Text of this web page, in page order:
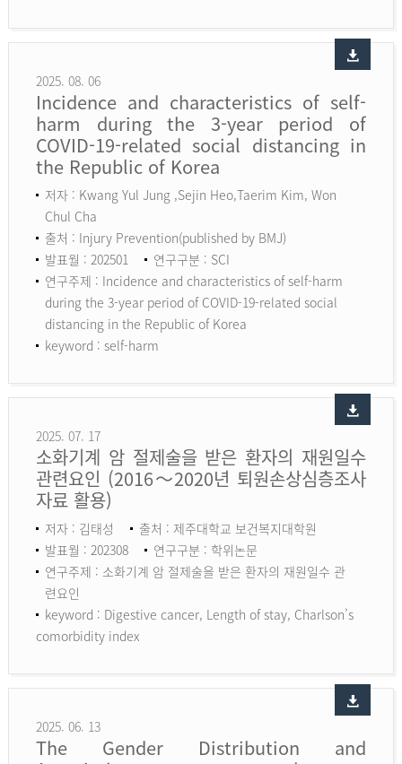
2025. 08. 06
Incidence and characteristics of self-
harm during the 3-year period of
COVID-19-related social distancing in
the Republic of Korea
저자 : Kwang Yul Jung ,Sejin Heo,Taerim Kim, Won
Chul Cha
출처 : Injury Prevention(published by BMJ)
발표월 : 202501
연구구분 : SCI
연구주제 : Incidence and characteristics of self-harm
during the 3-year period of COVID-19-related social
distancing in the Republic of Korea
keyword : self-harm
2025. 07. 17
소화기계 암 절제술을 받은 환자의 재원일수
관련요인 (2016～2020년 퇴원손상심층조사
자료 활용)
저자 : 김태성
출처 : 제주대학교 보건복지대학원
발표월 : 202308
연구구분 : 학위논문
연구주제 : 소화기계 암 절제술을 받은 환자의 재원일수 관
련요인
keyword : Digestive cancer, Length of stay, Charlson’s
comorbidity index
2025. 06. 13
The Gender Distribution and